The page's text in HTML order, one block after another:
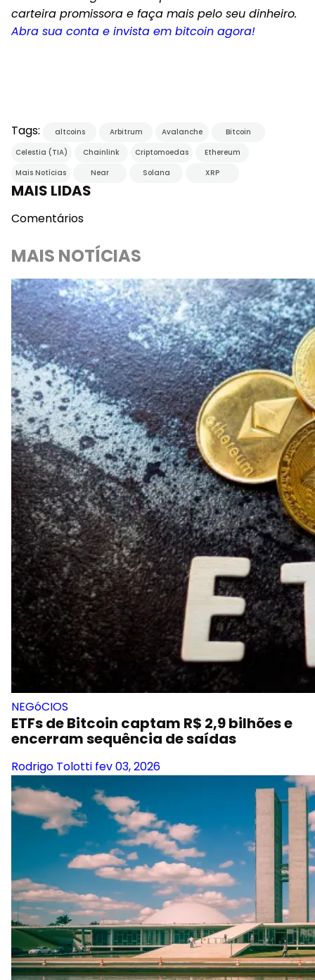
carteira promissora e faça mais pelo seu dinheiro.
Abra sua conta e invista em bitcoin agora!
Tags: altcoins Arbitrum Avalanche
Bitcoin
Celestia (TIA)
Chainlink Criptomoedas
Ethereum
Mais Notícias
Near Solana XRP
MAIS LIDAS
Comentários
MAIS NOTÍCIAS
NEGóCIOS
ETFs de Bitcoin captam R$ 2,9 bilhões e
encerram sequência de saídas
Rodrigo Tolotti fev 03, 2026